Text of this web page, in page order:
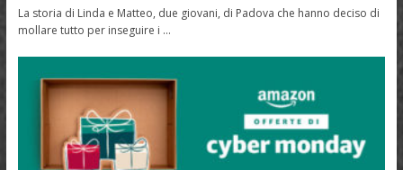
La storia di Linda e Matteo, due giovani, di Padova che hanno deciso di
mollare tutto per inseguire i …